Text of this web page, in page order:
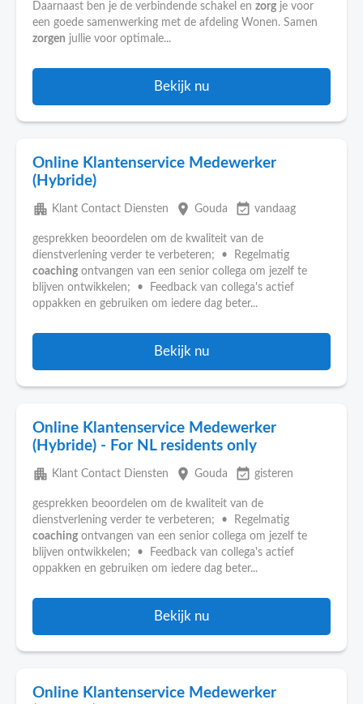
Daarnaast ben je de verbindende schakel en zorg je voor
een goede samenwerking met de afdeling Wonen. Samen
zorgen jullie voor optimale...
Bekijk nu
Online Klantenservice Medewerker
(Hybride)
apartment Klant Contact Diensten place Gouda event_available vandaag
gesprekken beoordelen om de kwaliteit van de
dienstverlening verder te verbeteren; • Regelmatig
coaching ontvangen van een senior collega om jezelf te
blijven ontwikkelen; • Feedback van collega's actief
oppakken en gebruiken om iedere dag beter...
Bekijk nu
Online Klantenservice Medewerker
(Hybride) - For NL residents only
apartment Klant Contact Diensten place Gouda event_available gisteren
gesprekken beoordelen om de kwaliteit van de
dienstverlening verder te verbeteren; • Regelmatig
coaching ontvangen van een senior collega om jezelf te
blijven ontwikkelen; • Feedback van collega's actief
oppakken en gebruiken om iedere dag beter...
Bekijk nu
Online Klantenservice Medewerker